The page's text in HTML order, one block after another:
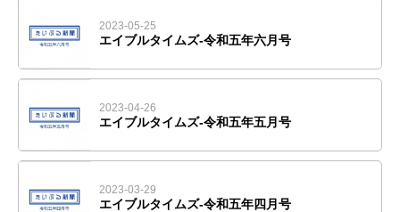
2023-05-25
エイブルタイムズ-令和五年六月号
2023-04-26
エイブルタイムズ-令和五年五月号
2023-03-29
エイブルタイムズ-令和五年四月号